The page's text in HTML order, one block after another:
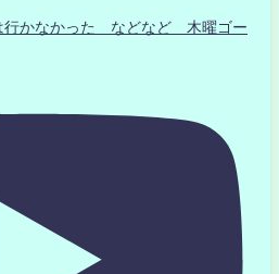
行かなかった などなど 木曜ゴー